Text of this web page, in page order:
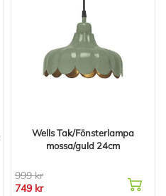
Wells Tak/Fönsterlampa
mossa/guld 24cm
999 kr
749 kr